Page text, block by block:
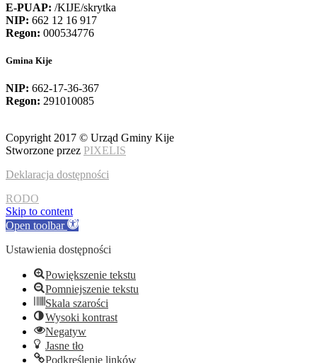
E-PUAP: /KIJE/skrytka
NIP: 662 12 16 917
Regon: 000534776
Gmina Kije
NIP: 662-17-36-367
Regon: 291010085
Copyright 2017 © Urząd Gminy Kije
Stworzone przez PIXELIS
Deklaracja dostępności
RODO
Skip to content
Open toolbar
Ustawienia dostępności
Powiększenie tekstu
Pomniejszenie tekstu
Skala szarości
Wysoki kontrast
Negatyw
Jasne tło
Podkreślenie linków